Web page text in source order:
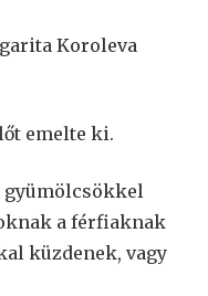
Koroleva
emelte ki.
gyümölcsökkel
a férfiaknak
küzdenek, vagy